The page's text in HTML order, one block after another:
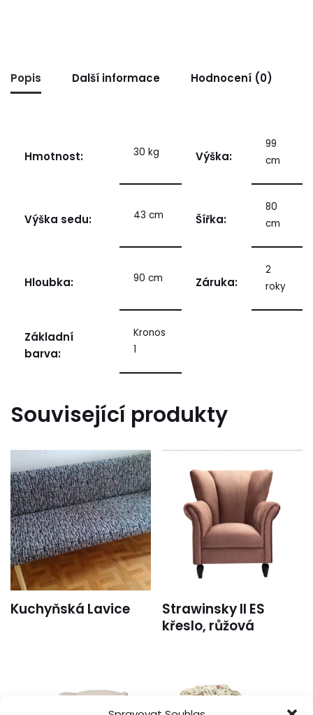
Popis Další informace Hodnocení (0)
Hmotnost: 30 kg Výška:
99
cm
Výška sedu: 43 cm Šířka:
80
cm
Hloubka: 90 cm Záruka:
2
roky
Základní
barva:
Kronos
1
Související produkty
Kuchyňská Lavice
Strawinsky II ES
křeslo, růžová